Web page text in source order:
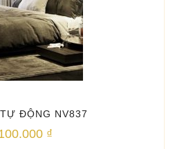
ĐỘNG NV837
₫